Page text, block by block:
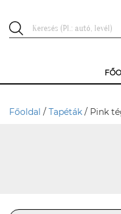
Főoldal / Tapéták / Pink